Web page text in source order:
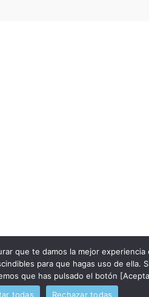
que te damos la mejor experiencia
para que hagas uso de ella.
que has pulsado el botón
todas
Rechazar todas